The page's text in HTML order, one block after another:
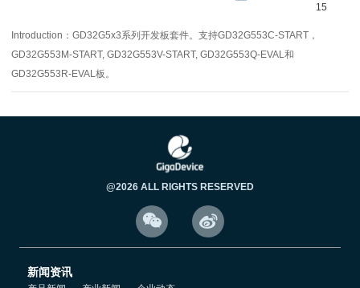
15
Introduction： GD32G5x3系列开发板套件。支持GD32G553C-START，
GD32G553M-START, GD32G553V-START, GD32G553Q-EVAL和
GD32G553R-EVAL板。
@2026 ALL RIGHTS RESERVED
 
新闻资讯